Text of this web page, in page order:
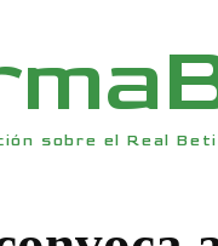
sobre el Real